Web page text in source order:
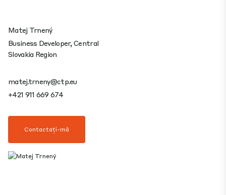
Matej Trnený
Business Developer, Central
Slovakia Region
matej.trneny@ctp.eu
+421 911 669 674
Contactați-mă